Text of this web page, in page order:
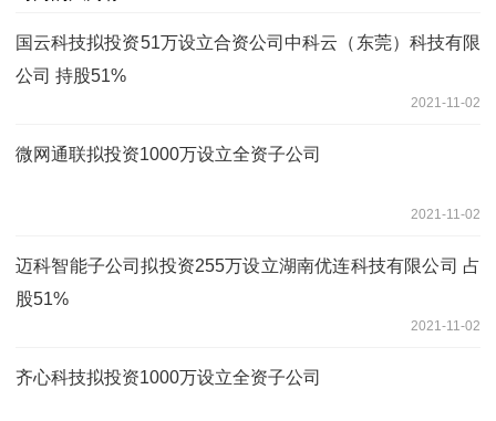
国云科技拟投资51万设立合资公司中科云（东莞）科技有限
公司 持股51%
2021-11-02
微网通联拟投资1000万设立全资子公司
2021-11-02
迈科智能子公司拟投资255万设立湖南优连科技有限公司 占
股51%
2021-11-02
齐心科技拟投资1000万设立全资子公司